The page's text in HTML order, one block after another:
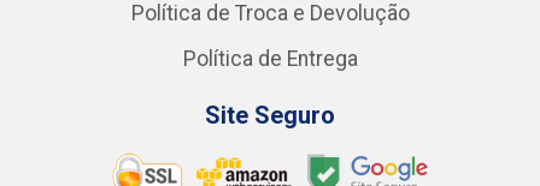
Política de Troca e Devolução
Política de Entrega
Site Seguro